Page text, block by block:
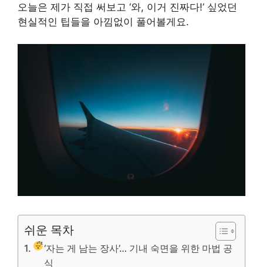
오늘은 제가 직접 써보고 ‘와, 이거 진짜다!’ 싶었던
현실적인 팁들을 아낌없이 풀어볼게요.
쉬운 목차
‘자는 게 남는 장사’… 기내 숙면을 위한 마법 공
식